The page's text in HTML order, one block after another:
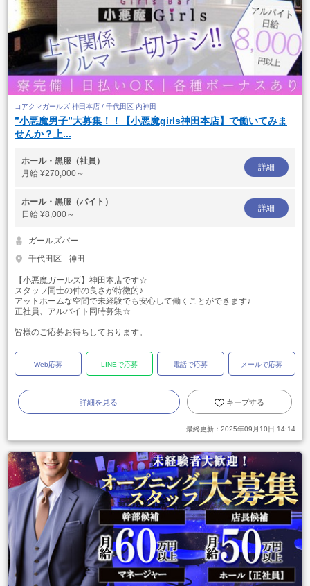
コアクマガールズ 神田本店 / 千代田区 内神田
”小悪魔男子”大募集！！【小悪魔girls神田本店】で働いてみま
せんか？上...
ホール・黒服（社員）
月給 ¥270,000～
詳細
ホール・黒服（バイト）
日給 ¥8,000～
詳細
ガールズバー
千代田区
神田
【小悪魔ガールズ】神田本店です☆
スタッフ同士の仲の良さが特徴的♪
アットホームな空間で未経験でも安心して働くことができます♪
正社員、アルバイト同時募集☆
皆様のご応募お待ちしております。
Web応募 LINEで応募 電話で応募 メールで応募
詳細を見る キープする
最終更新： 2025年09月10日 14:14